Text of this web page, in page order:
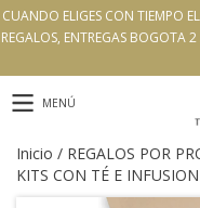
CUANDO ELIGES CON TIEMPO
REGALOS, ENTREGAS BOGOTA
MENÚ
Inicio / REGALOS POR
KITS CON TÉ E